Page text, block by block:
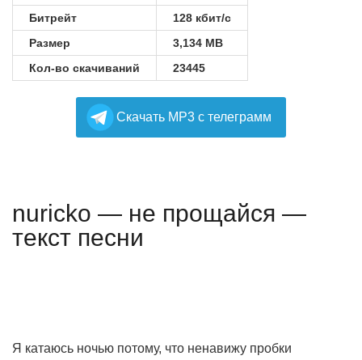
Битрейт
128 кбит/с
Размер
3,134 MB
Кол-во скачиваний
23445
Cкачать MP3 с телеграмм
nuricko — не прощайся —
текст песни
Я катаюсь ночью потому, что ненавижу пробки